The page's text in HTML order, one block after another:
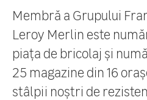
Membră a Grupului
Leroy Merlin este
piața de bricolaj și
25 magazine din 16
stâlpii noștri de